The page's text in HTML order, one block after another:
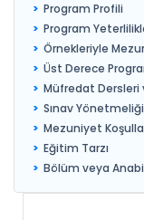
Program Profili
Program
Örnekleriyle
Üst Derece
Müfredat Dersleri
Sınav
Mezuniyet
Eğitim Tarzı
Bölüm veya